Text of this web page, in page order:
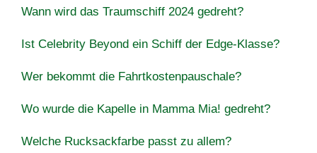
Wann wird das Traumschiff 2024 gedreht?
Ist Celebrity Beyond ein Schiff der Edge-Klasse?
Wer bekommt die Fahrtkostenpauschale?
Wo wurde die Kapelle in Mamma Mia! gedreht?
Welche Rucksackfarbe passt zu allem?